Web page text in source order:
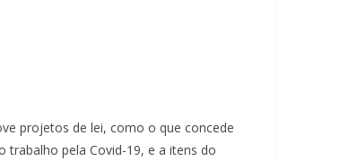
projetos de lei, como o que concede
trabalho pela Covid-19, e a itens do